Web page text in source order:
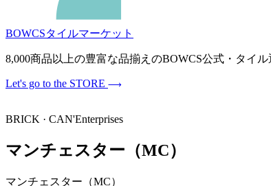
BOWCSタイルマーケット
8,000商品以上の豊富な品揃えのBOWCS公式・タイ
Let's go to the STORE
BRICK · CAN'Enterprises
マンチェスター（MC）
マンチェスター（MC）